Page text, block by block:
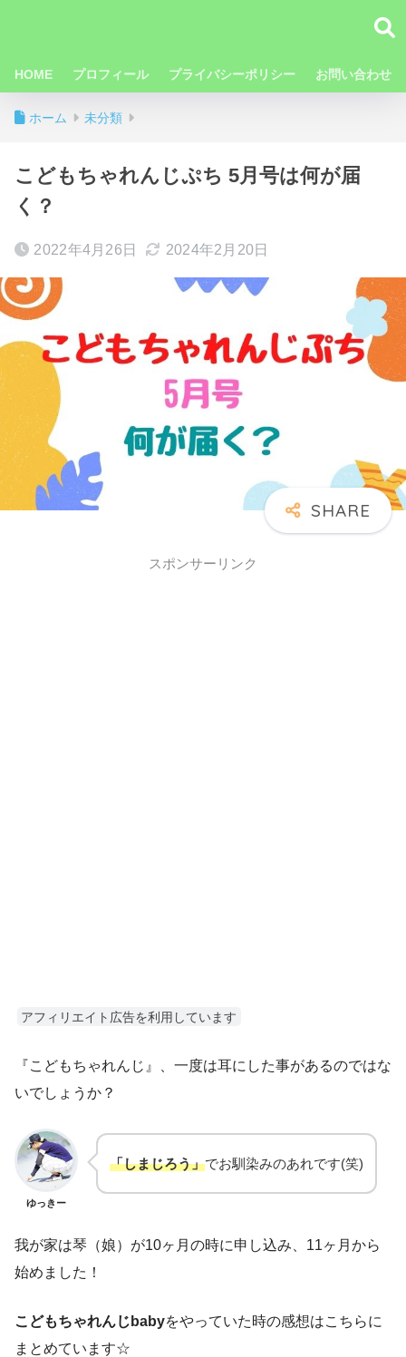
HOME プロフィール プライバシーポリシー お問い合わせ
ホーム 未分類
こどもちゃれんじぷち 5月号は何が届
く？
2022年4月26日 2024年2月20日
スポンサーリンク
アフィリエイト広告を利用しています
『こどもちゃれんじ』、一度は耳にした事があるのではな
いでしょうか？
ゆっきー
「しまじろう」でお馴染みのあれです(笑)
我が家は琴（娘）が10ヶ月の時に申し込み、11ヶ月から
始めました！
こどもちゃれんじbabyをやっていた時の感想はこちらに
まとめています☆